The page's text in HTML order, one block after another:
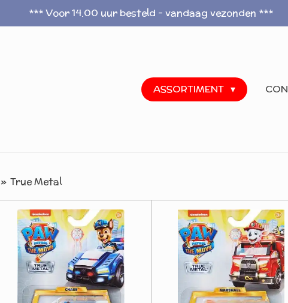
*** Voor 14.00 uur besteld - vandaag vezonden ***
ASSORTIMENT
» True Metal